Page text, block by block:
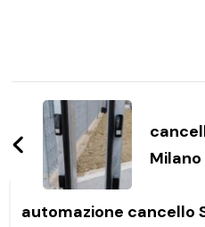
Navigazione
articoli
automazione cancello